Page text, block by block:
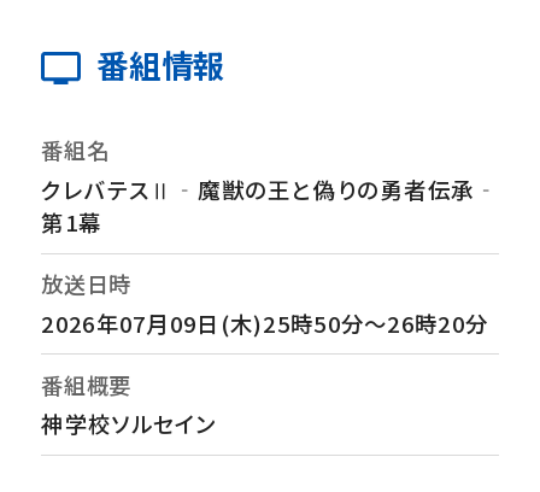
番組情報
番組名
クレバテスⅡ‐魔獣の王と偽りの勇者伝承‐
第1幕
放送日時
2026年07月09日(木)25時50分～26時20分
番組概要
神学校ソルセイン